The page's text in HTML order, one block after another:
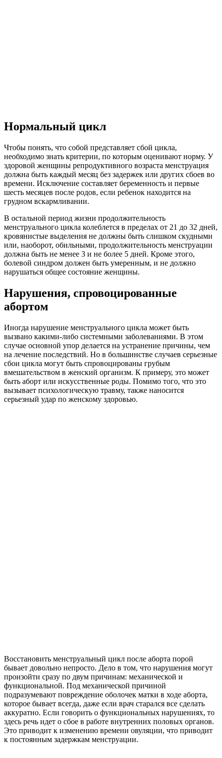
Нормальный цикл
Чтобы понять, что собой представляет сбой цикла,
необходимо знать критерии, по которым оценивают норму. У
здоровой женщины репродуктивного возраста менструация
должна быть каждый месяц без задержек или других сбоев во
времени. Исключение составляет беременность и первые
шесть месяцев после родов, если ребенок находится на
грудном вскармливании.
В остальной период жизни продолжительность
менструального цикла колеблется в пределах от 21 до 32 дней,
кровянистые выделения не должны быть слишком скудными
или, наоборот, обильными, продолжительность менструации
должна быть не менее 3 и не более 5 дней. Кроме этого,
болевой синдром должен быть умеренным, и не должно
нарушаться общее состояние женщины.
Нарушения, спровоцированные
абортом
Иногда нарушение менструального цикла может быть
вызвано какими-либо системными заболеваниями. В этом
случае основной упор делается на устранение причины, чем
на лечение последствий. Но в большинстве случаев серьезные
сбои цикла могут быть спровоцированы грубым
вмешательством в женский организм. К примеру, это может
быть аборт или искусственные роды. Помимо того, что это
вызывает психологическую травму, также наносится
серьезный удар по женскому здоровью.
Восстановить менструальный цикл после аборта порой
бывает довольно непросто. Дело в том, что нарушения могут
произойти сразу по двум причинам: механической и
функциональной. Под механической причиной
подразумевают повреждение оболочек матки в ходе аборта,
которое бывает всегда, даже если врач старался все сделать
аккуратно. Если говорить о функциональных нарушениях, то
здесь речь идет о сбое в работе внутренних половых органов.
Это приводит к изменению времени овуляции, что приводит
к постоянным задержкам менструации.